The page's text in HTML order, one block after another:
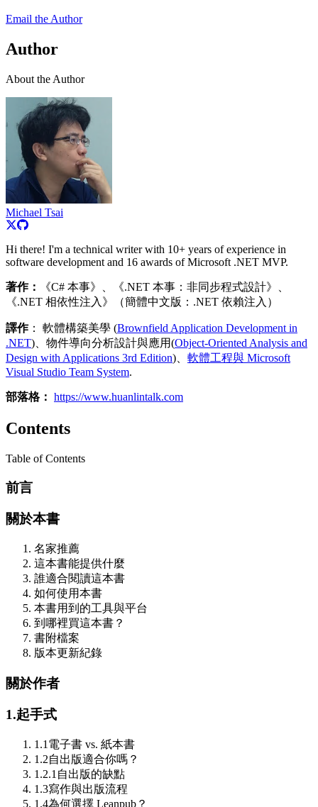
Email the Author
Author
About the Author
Michael Tsai
Hi there! I'm a technical writer with 10+ years of experience in
software development and 16 awards of Microsoft .NET MVP.
著作：
《C# 本事》、《.NET 本事：非同步程式設計》、
《.NET 相依性注入》（簡體中文版：.NET 依賴注入）
譯作： 軟體構築美學 (Brownfield Application Development in
.NET)、物件導向分析設計與應用(Object-Oriented Analysis and
Design with Applications 3rd Edition)、 軟體工程與 Microsoft
Visual Studio Team System.
部落格： https://www.huanlintalk.com
Contents
Table of Contents
前言
關於本書
名家推薦
這本書能提供什麼
誰適合閱讀這本書
如何使用本書
本書用到的工具與平台
到哪裡買這本書？
書附檔案
版本更新紀錄
關於作者
1.起手式
1.1 電子書 vs. 紙本書
1.2自出版適合你嗎？
1.2.1 自出版的缺點
1.3寫作與出版流程
1.4為何選擇 Leanpub？